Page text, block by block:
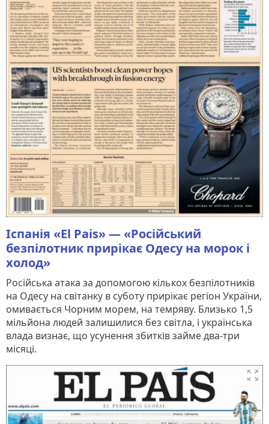
Іспанія «El Pais» — «Російський
безпілотник прирікає Одесу на морок і
холод»
Російська атака за допомогою кількох безпілотників
на Одесу на світанку в суботу прирікає регіон України,
омивається Чорним морем, на темряву. Близько 1,5
мільйона людей залишилися без світла, і українська
влада визнає, що усунення збитків займе два-три
місяці.
